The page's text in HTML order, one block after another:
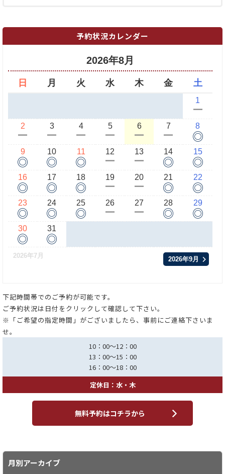
予約状況カレンダー
2026年8月
日 月 火 水 木 金 土
1
ー
2
ー
3
ー
4
ー
5
ー
6
ー
7
ー
8
◎
9
◎
10
◎
11
◎
12
ー
13
ー
14
◎
15
◎
16
◎
17
◎
18
◎
19
ー
20
ー
21
◎
22
◎
23
◎
24
◎
25
◎
26
ー
27
ー
28
◎
29
◎
30
◎
31
◎
2026年7月 2026年9月
下記時間帯でのご予約が可能です。
ご予約状況は日付をクリックして確認して下さい。
※「ご希望の指定時間」がございましたら、事前にご連絡下さいま
せ。
10：00～12：00
13：00～15：00
16：00～18：00
定休日：水・木
無料予約はコチラから
月別アーカイブ